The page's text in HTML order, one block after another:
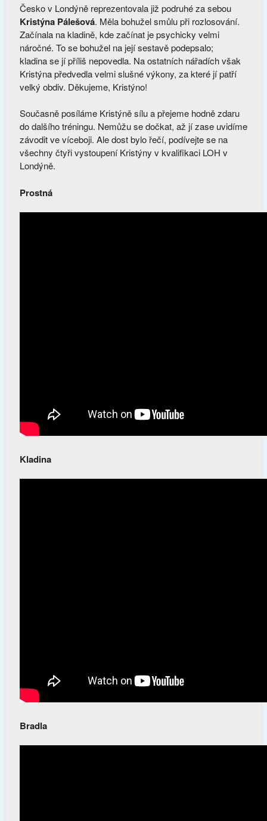
Česko v Londýně reprezentovala již podruhé za sebou
Kristýna Pálešová. Měla bohužel smůlu při rozlosování.
Začínala na kladině, kde začínat je psychicky velmi
náročné. To se bohužel na její sestavě podepsalo;
kladina se jí příliš nepovedla. Na ostatních nářadích však
Kristýna předvedla velmi slušné výkony, za které jí patří
velký obdiv. Děkujeme, Kristýno!
Současně posíláme Kristýně sílu a přejeme hodně zdaru
do dalšího tréningu. Nemůžu se dočkat, až jí zase uvidíme
závodit ve víceboji. Ale dost bylo řečí, podívejte se na
všechny čtyři vystoupení Kristýny v kvalifikaci LOH v
Londýně.
Prostná
Kladina
Bradla